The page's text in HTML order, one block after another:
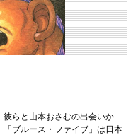
らと山本おさむの出会いか
ブルース・ファイブ」は日本